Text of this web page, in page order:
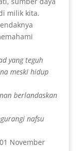
milik kita.
yang teguh
meski hidup
berlandaskan
nafsu
November